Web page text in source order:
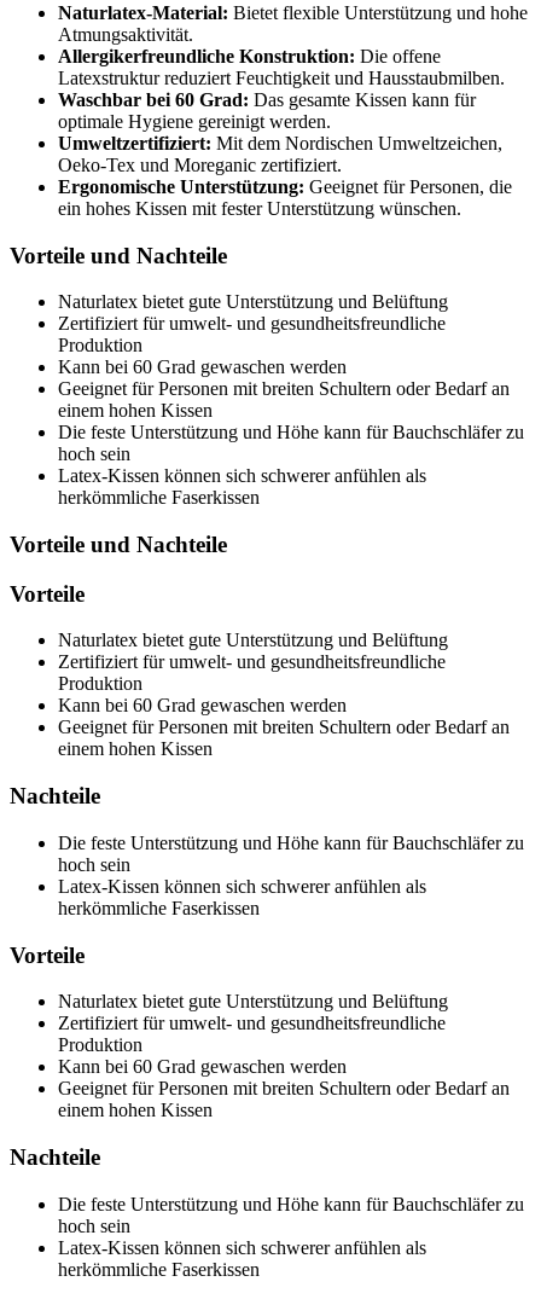
Naturlatex-Material: Bietet flexible Unterstützung und hohe
Atmungsaktivität.
Allergikerfreundliche Konstruktion: Die offene
Latexstruktur reduziert Feuchtigkeit und Hausstaubmilben.
Waschbar bei 60 Grad: Das gesamte Kissen kann für
optimale Hygiene gereinigt werden.
Umweltzertifiziert: Mit dem Nordischen Umweltzeichen,
Oeko-Tex und Moreganic zertifiziert.
Ergonomische Unterstützung: Geeignet für Personen, die
ein hohes Kissen mit fester Unterstützung wünschen.
Vorteile und Nachteile
Naturlatex bietet gute Unterstützung und Belüftung
Zertifiziert für umwelt- und gesundheitsfreundliche
Produktion
Kann bei 60 Grad gewaschen werden
Geeignet für Personen mit breiten Schultern oder Bedarf an
einem hohen Kissen
Die feste Unterstützung und Höhe kann für Bauchschläfer zu
hoch sein
Latex-Kissen können sich schwerer anfühlen als
herkömmliche Faserkissen
Vorteile und Nachteile
Vorteile
Naturlatex bietet gute Unterstützung und Belüftung
Zertifiziert für umwelt- und gesundheitsfreundliche
Produktion
Kann bei 60 Grad gewaschen werden
Geeignet für Personen mit breiten Schultern oder Bedarf an
einem hohen Kissen
Nachteile
Die feste Unterstützung und Höhe kann für Bauchschläfer zu
hoch sein
Latex-Kissen können sich schwerer anfühlen als
herkömmliche Faserkissen
Vorteile
Naturlatex bietet gute Unterstützung und Belüftung
Zertifiziert für umwelt- und gesundheitsfreundliche
Produktion
Kann bei 60 Grad gewaschen werden
Geeignet für Personen mit breiten Schultern oder Bedarf an
einem hohen Kissen
Nachteile
Die feste Unterstützung und Höhe kann für Bauchschläfer zu
hoch sein
Latex-Kissen können sich schwerer anfühlen als
herkömmliche Faserkissen